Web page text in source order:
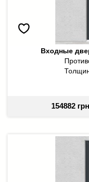
Входные
154882 грн